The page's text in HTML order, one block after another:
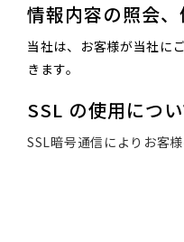
情報内容の照会
当社は、お客様が当社に
きます。
SSL の使用につ
SSL暗号通信によりお客